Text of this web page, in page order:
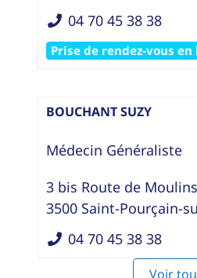
04 70 45 38 38
Prise de rendez-vous
BOUCHANT SUZY
Médecin Généraliste
3 bis Route de Moulins
3500 Saint-Pourçain-
04 70 45 38 38
Voir